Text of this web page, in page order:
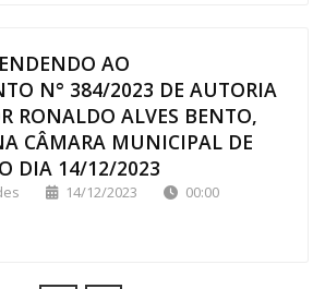
AO
N° 384/2023 DE AUTORIA
RONALDO ALVES BENTO,
CÂMARA MUNICIPAL DE
DIA 14/12/2023
14/12/2023
00:00